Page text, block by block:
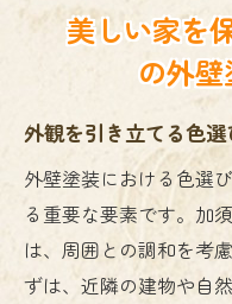
美しい家を
の外
外観を引き立てる色
外壁塗装における色選
る重要な要素です。加
は、周囲との調和を考
ずは、近隣の建物や自